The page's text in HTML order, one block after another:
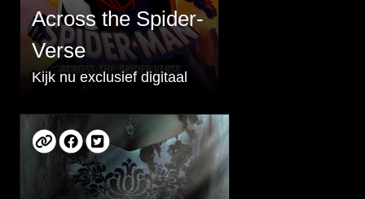
Across the Spider-
Verse
Kijk nu exclusief digitaal